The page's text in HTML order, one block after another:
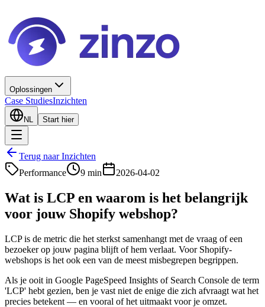
Oplossingen
Case StudiesInzichten
NL Start hier
Terug naar Inzichten
Performance
9 min 2026-04-02
Wat is LCP en waarom is het belangrijk
voor jouw Shopify webshop?
LCP is de metric die het sterkst samenhangt met de vraag of een
bezoeker op jouw pagina blijft of hem verlaat. Voor Shopify-
webshops is het ook een van de meest misbegrepen begrippen.
Als je ooit in Google PageSpeed Insights of Search Console de term
'LCP' hebt gezien, ben je vast niet de enige die zich afvraagt wat het
precies betekent — en vooral of het uitmaakt voor je omzet.